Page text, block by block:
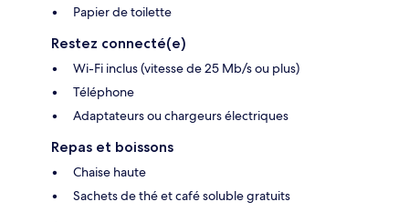
Papier de toilette
Restez connecté(e)
Wi-Fi inclus (vitesse de 25 Mb/s ou plus)
Téléphone
Adaptateurs ou chargeurs électriques
Repas et boissons
Chaise haute
Sachets de thé et café soluble gratuits